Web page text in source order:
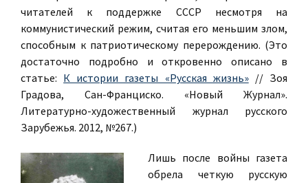
читателей к поддержке СССР несмотря на
коммунистический режим, считая его меньшим злом,
способным к патриотическому перерождению. (Это
достаточно подробно и откровенно описано в
статье: К истории газеты «Русская жизнь»// Зоя
Градова, Сан-Франциско. «Новый Журнал».
Литературно-художественный журнал русского
Зарубежья. 2012, №267.)
Лишь после войны газета
обрела четкую русскую